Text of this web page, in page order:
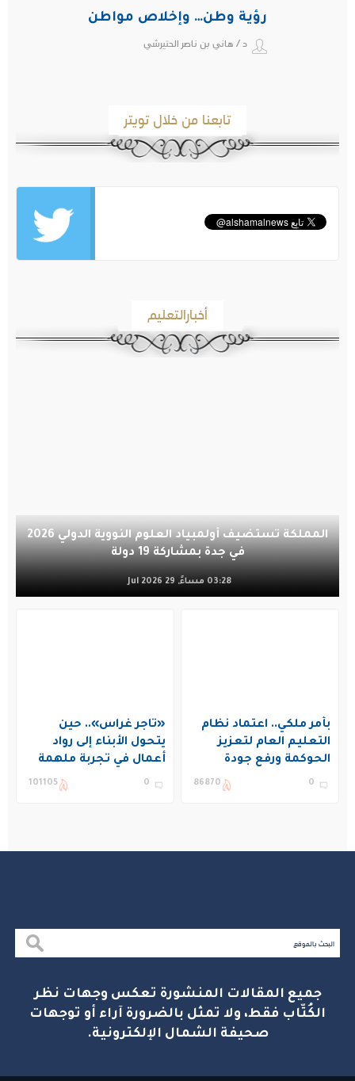
رؤية وطن… وإخلاص مواطن
د / هاني بن ناصر الحتيرشي
تابعنا من خلال تويتر
أخبارالتعليم
المملكة تستضيف أولمبياد العلوم النووية الدولي 2026
في جدة بمشاركة 19 دولة
03:28 مساءً, 29 Jul 2026
بأمر ملكي.. اعتماد نظام
التعليم العام لتعزيز
الحوكمة ورفع جودة
التعليم في المملكة
0
86870
«تاجر غراس».. حين
يتحول الأبناء إلى رواد
أعمال في تجربة ملهمة
بنادي غراس الصيفي
0
101105
جميع المقالات المنشورة تعكس وجهات نظر
الكُتّاب فقط، ولا تمثل بالضرورة آراء أو توجهات
صحيفة الشمال الإلكترونية.